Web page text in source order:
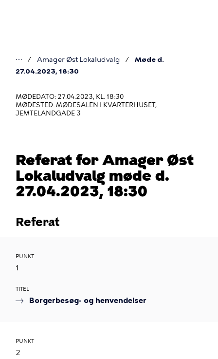
Du
her
⋯ Amager Øst Lokaludvalg
Møde d.
27.04.2023, 18:30
MØDEDATO: 27.04.2023, KL. 18:30
MØDESTED: MØDESALEN I KVARTERHUSET,
JEMTELANDGADE 3
Referat for Amager Øst
Lokaludvalg møde d.
27.04.2023, 18:30
Referat
PUNKT
1
TITEL
Borgerbesøg- og henvendelser
PUNKT
2